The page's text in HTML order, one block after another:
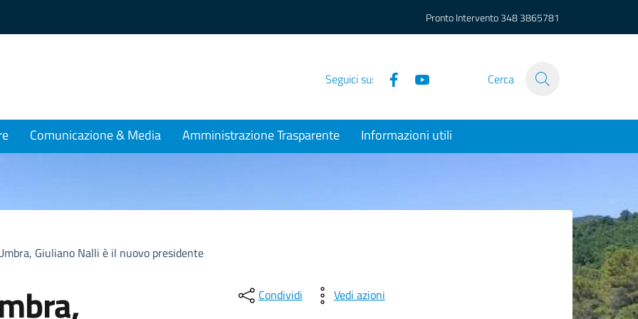
Pronto Intervento348 3865781
Seguici su: Facebook Cerca
Comunicazione & Media Amministrazione Trasparente Informazioni utili
Giuliano Nalli è il nuovo presidente
Condividi Vedi azioni